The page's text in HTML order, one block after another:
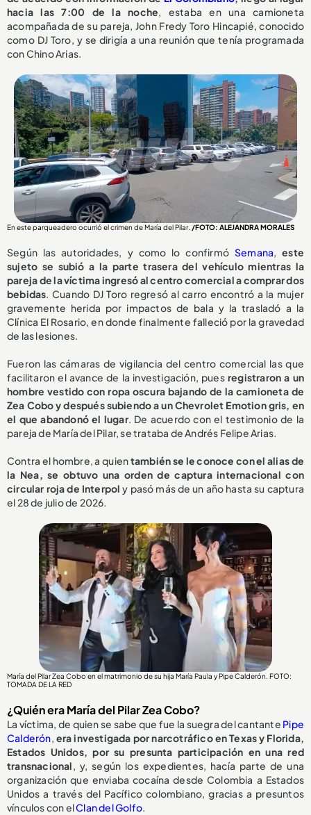
hacia las 7:00 de la noche, estaba en una camioneta
acompañada de su pareja, John Fredy Toro Hincapié, conocido
como DJ Toro, y se dirigía a una reunión que tenía programada
con Chino Arias.
En este parqueadero ocurrió el crimen de María del Pilar. /FOTO: ALEJANDRA MORALES
Según las autoridades, y como lo confirmó Semana,este
sujeto se subió a la parte trasera del vehículo mientras la
pareja de la víctima ingresó al centro comercial a comprar dos
bebidas. Cuando DJ Toro regresó al carro encontró a la mujer
gravemente herida por impactos de bala y la trasladó a la
Clínica El Rosario, en donde finalmente falleció por la gravedad
de las lesiones.
Fueron las cámaras de vigilancia del centro comercial las que
facilitaron el avance de la investigación, pues registraron a un
hombre vestido con ropa oscura bajando de la camioneta de
Zea Cobo y después subiendo a un Chevrolet Emotion gris, en
el que abandonó el lugar. De acuerdo con el testimonio de la
pareja de María del Pilar, se trataba de Andrés Felipe Arias.
Contra el hombre, a quientambién se le conoce con el alias de
la Nea, se obtuvo una orden de captura internacional con
circular roja de Interpol y pasó más de un año hasta su captura
el 28 de julio de 2026.
María del Pilar Zea Cobo en el matrimonio de su hija María Paula y Pipe Calderón. FOTO:
TOMADA DE LA RED
¿Quién era María del Pilar Zea Cobo?
La víctima, de quien se sabe que fue la suegra del cantante Pipe
Calderón, era investigada por narcotráfico en Texas y Florida,
Estados Unidos, por su presunta participación en una red
transnacional, y, según los expedientes, hacía parte de una
organización que enviaba cocaína desde Colombia a Estados
Unidos a través del Pacífico colombiano, gracias a presuntos
vínculos con elClan del Golfo.